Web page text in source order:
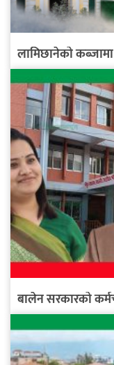
लामिछानेको
बालेन सरकारको